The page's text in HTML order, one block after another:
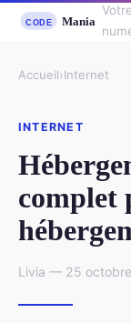
Accueil›Internet
INTERNET
complet
Livia — 25